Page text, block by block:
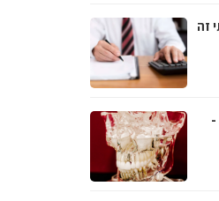
זה
-